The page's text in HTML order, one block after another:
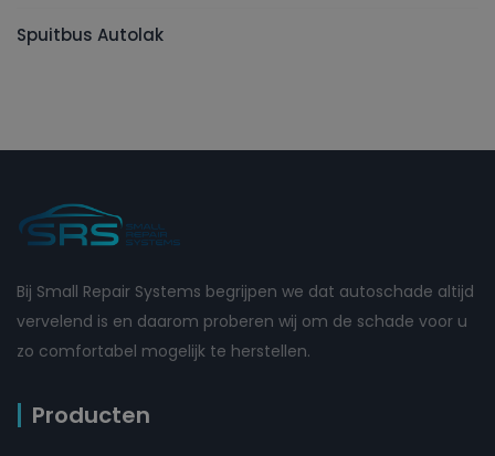
Spuitbus Autolak
Bij Small Repair Systems begrijpen we dat autoschade altijd
vervelend is en daarom proberen wij om de schade voor u
zo comfortabel mogelijk te herstellen.
Producten